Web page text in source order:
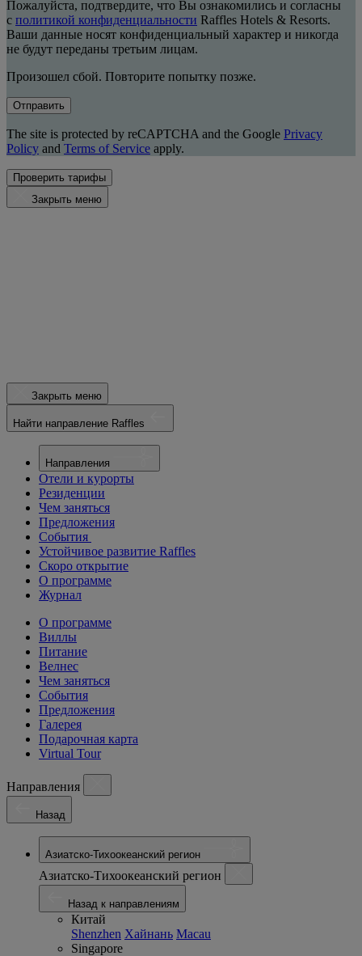
Пожалуйста, подтвердите, что Вы ознакомились и согласны
с политикой конфиденциальности Raffles Hotels & Resorts.
Ваши данные носят конфиденциальный характер и никогда
не будут переданы третьим лицам.
Произошел сбой. Повторите попытку позже.
Отправить
The site is protected by reCAPTCHA and the Google Privacy
Policy and Terms of Service apply.
Проверить тарифы
Закрыть меню
Закрыть меню
Найти направление Raffles
Направления
Отели и курорты
Резиденции
Чем заняться
Предложения
События
Устойчивое развитие Raffles
Скоро открытие
О программе
Журнал
О программе
Виллы
Питание
Велнес
Чем заняться
События
Предложения
Галерея
Подарочная карта
Virtual Tour
Направления
Назад
Азиатско-Тихоокеанский регион
Азиатско-Тихоокеанский регион
Назад к направлениям
Китай
Shenzhen Хайнань Macau
Singapore